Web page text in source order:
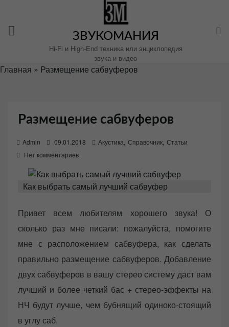
содержимому
ЗВУКОМАНИЯ
Hi-Fi и High-End техника или энциклопедия
звука и видео
Главная » Размещение сабвуферов
Размещение сабвуферов
Admin
o
e
n
09.01.2018 Акустика Справочник Статьи
Нет комментариев
Как выбрать самый лучший сабвуфер
Привет всем любителям хорошего звука! О
сколько раз мне писали: пожалуйста, помогите
мне с расположением сабвуфера, как сделать
правильно размещение сабвуферов. Добавление
двух сабвуферов в вашу стерео систему даст вам
лучший и более четкий бас + стерео-эффекты на
НЧ будут лучше, чем бубнящий одиноко-стоящий
в углу саб.